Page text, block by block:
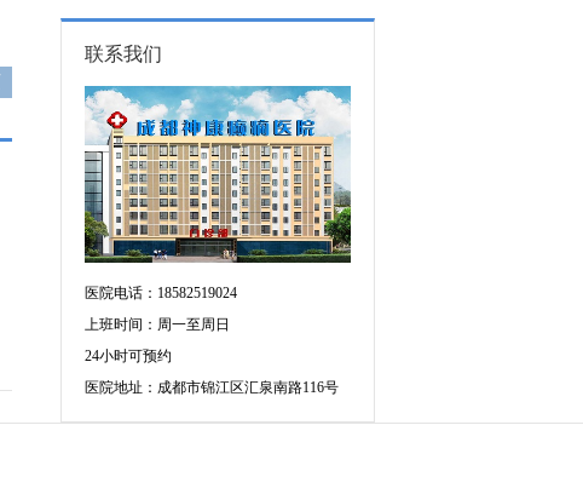
联系我们
医院电话：18582519024
上班时间：周一至周日
24小时可预约
医院地址：成都市锦江区汇泉南路116号